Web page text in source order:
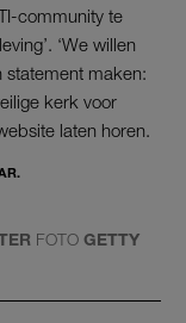
community te
‘We willen
statement maken:
kerk voor
laten horen.
FOTO GETTY